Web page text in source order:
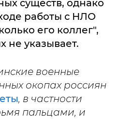
существ, однако
работы с НЛО
его коллег",
не указывает.
военные
окопах россиян
, в частности
пальцами, и